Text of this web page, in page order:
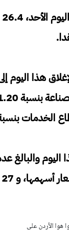
هوا الأردن على